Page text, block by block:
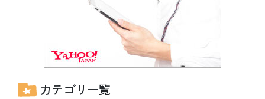
カテゴリ一覧